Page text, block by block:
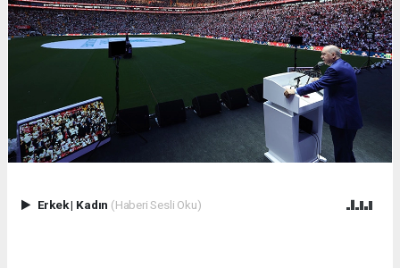
Erkek| Kadın (Haberi Sesli Oku)